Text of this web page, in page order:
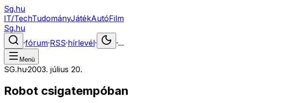
Sg.hu
IT/TechTudományJátékAutóFilm
Sg.hu
·fórum·RSS·hírlevél· ·...
Menü
SG.hu·2003. július 20.
Robot csigatempóban